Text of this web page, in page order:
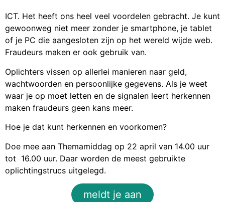
ICT. Het heeft ons heel veel voordelen gebracht. Je kunt
gewoonweg niet meer zonder je smartphone, je tablet
of je PC die aangesloten zijn op het wereld wijde web.
Fraudeurs maken er ook gebruik van.
Oplichters vissen op allerlei manieren naar geld,
wachtwoorden en persoonlijke gegevens. Als je weet
waar je op moet letten en de signalen leert herkennen
maken fraudeurs geen kans meer.
Hoe je dat kunt herkennen en voorkomen?
Doe mee aan Themamiddag op 22 april van 14.00 uur
tot 16.00 uur. Daar worden de meest gebruikte
oplichtingstrucs uitgelegd.
meldt je aan